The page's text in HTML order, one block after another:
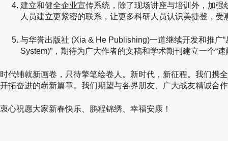
建立和健全企业宣传系统，除了现场讲座与培训外，加
人员建立更紧密的联系，让更多科研人员认识美捷登，受
与华誉出版社 (Xia & He Publishing)一道继续开发和推广
System)”，期待为广大作者的文稿和学术期刊建立一个“
时代铺就新画卷，只待擎笔绘卷人。新时代，新征程。我们携
开拓奋进的崭新篇章。我们期望与各界朋友、广大战友精诚合
衷心祝愿大家新春快乐、鹏程锦绣、幸福安康！